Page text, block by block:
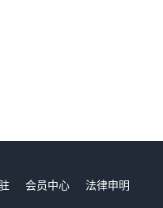
会员中心
法律申明